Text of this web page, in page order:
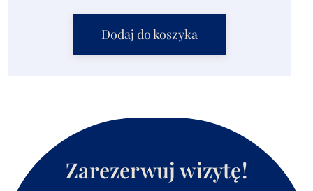
Dodaj do koszyka
Zarezerwuj wizytę!